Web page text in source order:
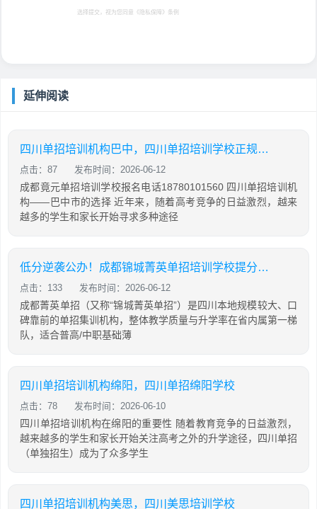
选择提交，视为您同意 《隐私保障》 条例
延伸阅读
四川单招培训机构巴中，四川单招培训学校正规学校
点击：87 发布时间：2026-06-12
成都竟元单招培训学校报名电话18780101560 四川单招培训机
构——巴中市的选择 近年来，随着高考竞争的日益激烈，越来
越多的学生和家长开始寻求多种途径
低分逆袭公办！成都锦城菁英单招培训学校提分攻略
点击：133 发布时间：2026-06-12
成都菁英单招（又称“锦城菁英单招”）是四川本地规模较大、口
碑靠前的单招集训机构，整体教学质量与升学率在省内属第一梯
队，适合普高/中职基础薄
四川单招培训机构绵阳，四川单招绵阳学校
点击：78 发布时间：2026-06-10
四川单招培训机构在绵阳的重要性 随着教育竞争的日益激烈，
越来越多的学生和家长开始关注高考之外的升学途径，四川单招
（单独招生）成为了众多学生
四川单招培训机构美思，四川美思培训学校